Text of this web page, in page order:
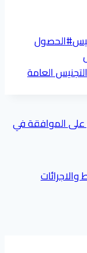
#الحصول
العامة
الموافقة في